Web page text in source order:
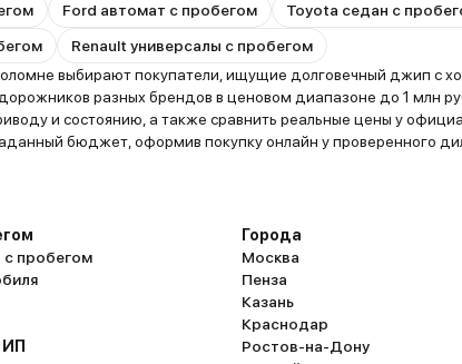
Ford автомат с пробегом Toyota седан с
Renault универсалы с пробегом
выбирают покупатели, ищущие долговечный джип с
разных брендов в ценовом диапазоне до 1 млн
и состоянию, а также сравнить реальные цены у
бюджет, оформив покупку онлайн у проверенного
с пробегом
Города
Москва
Пенза
Казань
Краснодар
Ростов-на-Дону